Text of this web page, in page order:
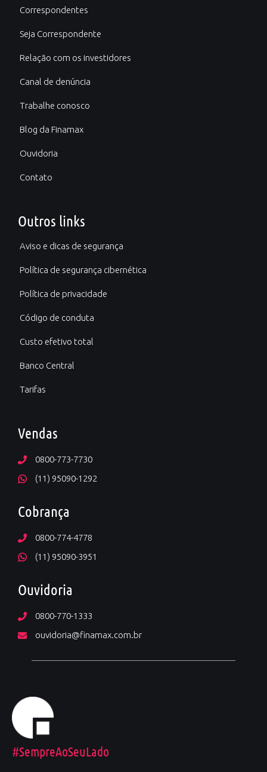
Correspondentes
Seja Correspondente
Relação com os investidores
Canal de denúncia
Trabalhe conosco
Blog da Finamax
Ouvidoria
Contato
Outros links
Aviso e dicas de segurança
Política de segurança cibernética
Política de privacidade
Código de conduta
Custo efetivo total
Banco Central
Tarifas
Vendas
0800-773-7730
(11) 95090-1292
Cobrança
0800-774-4778
(11) 95090-3951
Ouvidoria
0800-770-1333
ouvidoria@finamax.com.br
#SempreAoSeuLado